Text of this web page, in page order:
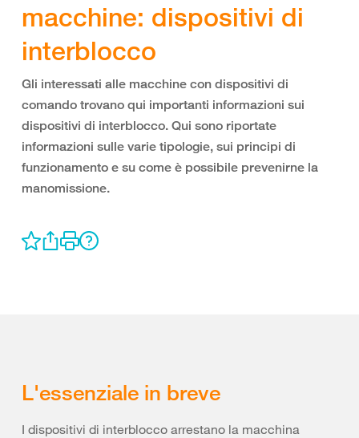
macchine: dispositivi di
interblocco
Gli interessati alle macchine con dispositivi di
comando trovano qui importanti informazioni sui
dispositivi di interblocco. Qui sono riportate
informazioni sulle varie tipologie, sui principi di
funzionamento e su come è possibile prevenirne la
manomissione.
L'essenziale in breve
I dispositivi di interblocco arrestano la macchina